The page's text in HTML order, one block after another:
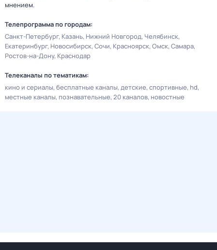
мнением.
Телепрограмма по городам:
Санкт-Петербург Казань Нижний Новгород Челябинск
Екатеринбург Новосибирск Сочи Красноярск Омск Самара
Ростов-на-Дону Краснодар
Телеканалы по тематикам:
кино и сериалы бесплатные каналы детские спортивные hd
местные каналы познавательные 20 каналов новостные